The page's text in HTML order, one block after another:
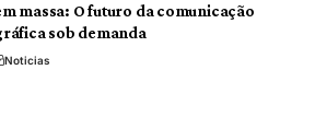
massa: O futuro da comunicação
sob demanda
Noticias